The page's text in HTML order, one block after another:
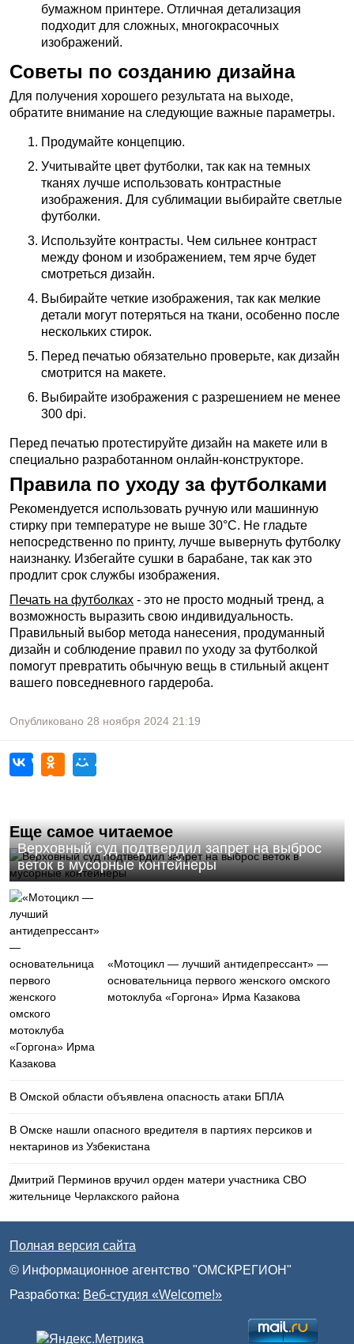
бумажном принтере. Отличная детализация
подходит для сложных, многокрасочных
изображений.
Советы по созданию дизайна
Для получения хорошего результата на выходе,
обратите внимание на следующие важные параметры.
Продумайте концепцию.
Учитывайте цвет футболки, так как на темных
тканях лучше использовать контрастные
изображения. Для сублимации выбирайте светлые
футболки.
Используйте контрасты. Чем сильнее контраст
между фоном и изображением, тем ярче будет
смотреться дизайн.
Выбирайте четкие изображения, так как мелкие
детали могут потеряться на ткани, особенно после
нескольких стирок.
Перед печатью обязательно проверьте, как дизайн
смотрится на макете.
Выбирайте изображения с разрешением не менее
300 dpi.
Перед печатью протестируйте дизайн на макете или в
специально разработанном онлайн-конструкторе.
Правила по уходу за футболками
Рекомендуется использовать ручную или машинную
стирку при температуре не выше 30°C. Не гладьте
непосредственно по принту, лучше вывернуть футболку
наизнанку. Избегайте сушки в барабане, так как это
продлит срок службы изображения.
Печать на футболках - это не просто модный тренд, а
возможность выразить свою индивидуальность.
Правильный выбор метода нанесения, продуманный
дизайн и соблюдение правил по уходу за футболкой
помогут превратить обычную вещь в стильный акцент
вашего повседневного гардероба.
Опубликовано 28 ноября 2024 21:19
Еще самое читаемое
Верховный суд подтвердил запрет на выброс
веток в мусорные контейнеры
«Мотоцикл — лучший антидепрессант» —
основательница первого женского омского
мотоклуба «Горгона» Ирма Казакова
В Омской области объявлена опасность атаки БПЛА
В Омске нашли опасного вредителя в партиях персиков и
нектаринов из Узбекистана
Дмитрий Перминов вручил орден матери участника СВО
жительнице Черлакского района
Полная версия сайта
© Информационное агентство "ОМСКРЕГИОН"
Разработка: Веб-студия «Welcome!»